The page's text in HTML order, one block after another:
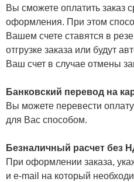
Вы сможете оплатить заказ
оформления. При этом
Вашем счете ставятся в
отгрузке заказа или будут
Ваш счет в случае отмены
Банковский перевод на
Вы можете перевести
для Вас способом.
Безналичный расчет без
При оформлении заказа,
и e-mail на который